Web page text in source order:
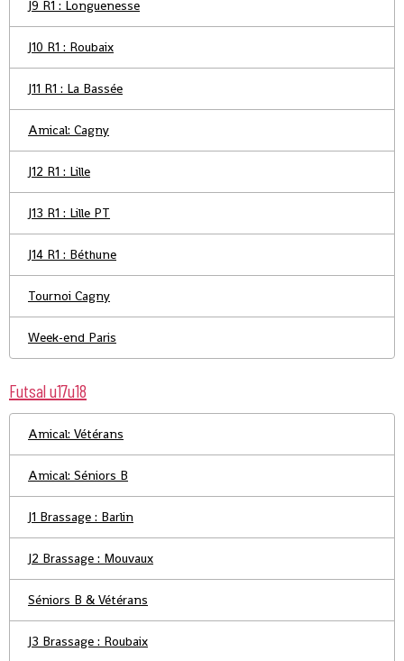
J9 R1 : Longuenesse
J10 R1 : Roubaix
J11 R1 : La Bassée
Amical: Cagny
J12 R1 : Lille
J13 R1 : Lille PT
J14 R1 : Béthune
Tournoi Cagny
Week-end Paris
Futsal u17u18
Amical: Vétérans
Amical: Séniors B
J1 Brassage : Barlin
J2 Brassage : Mouvaux
Séniors B & Vétérans
J3 Brassage : Roubaix